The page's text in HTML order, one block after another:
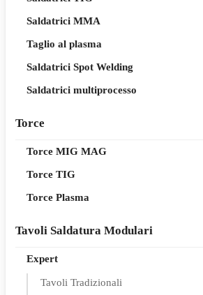
Saldatrici MMA
Taglio al plasma
Saldatrici Spot Welding
Saldatrici multiprocesso
Torce
Torce MIG MAG
Torce TIG
Torce Plasma
Tavoli Saldatura Modulari
Expert
Tavoli Tradizionali